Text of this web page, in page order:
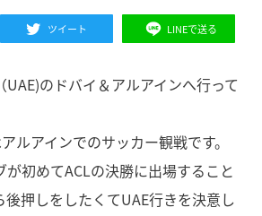
ツイート LINEで送る
のドバイ＆アルアインへ行って
ルアインでのサッカー観戦です。
初めてACLの決勝に出場すること
後押しをしたくてUAE行きを決意し